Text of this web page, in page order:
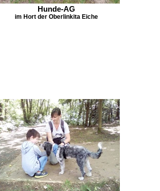
Hunde-AG
im Hort der Oberlinkita Eiche